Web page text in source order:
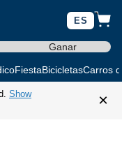
ES
Ganar
FiestaBicicletasCarros
Show
×